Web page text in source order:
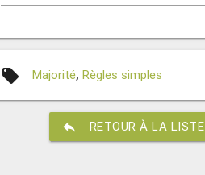
local_offer Majorité,Règles simples
reply RETOUR À LA LISTE